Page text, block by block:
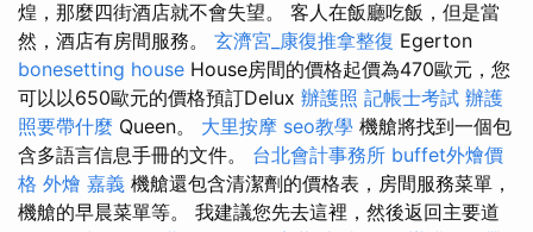
煌，那麼四街酒店就不會失望。 客人在飯廳吃飯，但是當
然，酒店有房間服務。 玄濟宮_康復推拿整復 Egerton
bonesetting house House房間的價格起價為470歐元，您
可以以650歐元的價格預訂Delux 辦護照 記帳士考試 辦護
照要帶什麼 Queen。 大里按摩 seo教學 機艙將找到一個包
含多語言信息手冊的文件。 台北會計事務所 buffet外燴價
格 外燴 嘉義 機艙還包含清潔劑的價格表，房間服務菜單，
機艙的早晨菜單等。 我建議您先去這裡，然後返回主要道